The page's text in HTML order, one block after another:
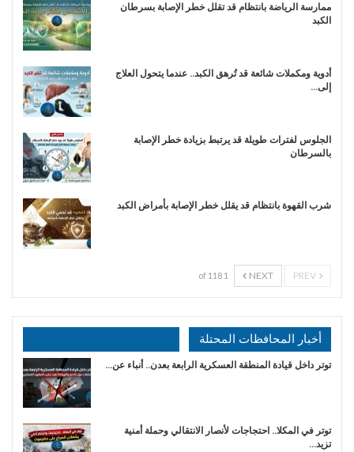
ممارسة الرياضة بانتظام قد تقلل خطر الإصابة بسرطان
الكبد
أدوية ومكملات شائعة قد تُرهق الكبد.. عندما يتحول العلاج
إلى…
الجلوس لفترات طويلة قد يرتبط بزيادة خطر الإصابة
بالسرطان
شرب القهوة بانتظام قد يقلل خطر الإصابة بأمراض الكبد
NEXT
1 of 118
أخبار المحافظات المحتلة
توتر داخل قيادة المنطقة العسكرية الرابعة بعدن.. أنباء عن…
توتر في المكلا.. احتجاجات لأنصار الانتقالي وحملة أمنية
تزيد…